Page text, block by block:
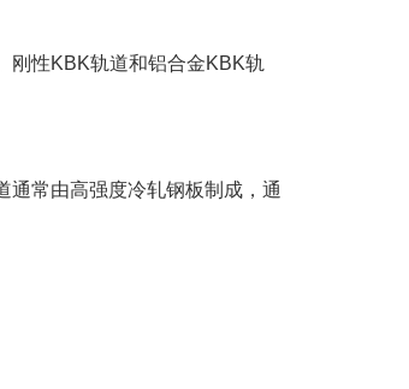
刚性KBK轨道和铝合金KBK轨
通常由高强度冷轧钢板制成，通